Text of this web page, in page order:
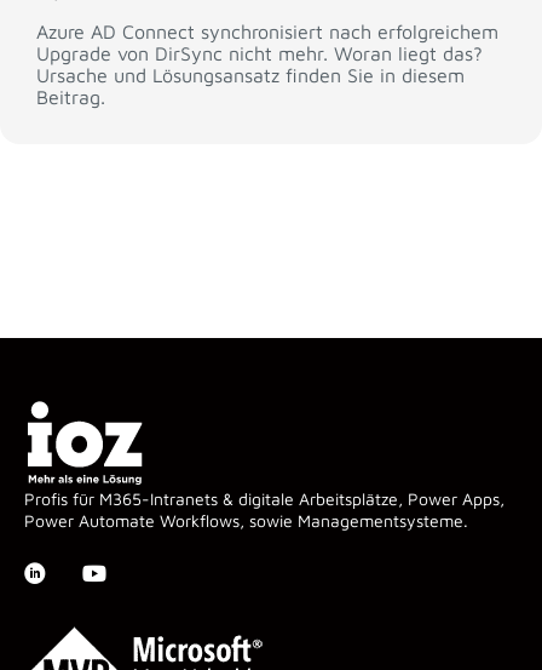
Azure AD Connect synchronisiert nach erfolgreichem
Upgrade von DirSync nicht mehr. Woran liegt das?
Ursache und Lösungsansatz finden Sie in diesem
Beitrag.
Profis für M365-Intranets & digitale Arbeitsplätze, Power Apps,
Power Automate Workflows, sowie Managementsysteme.